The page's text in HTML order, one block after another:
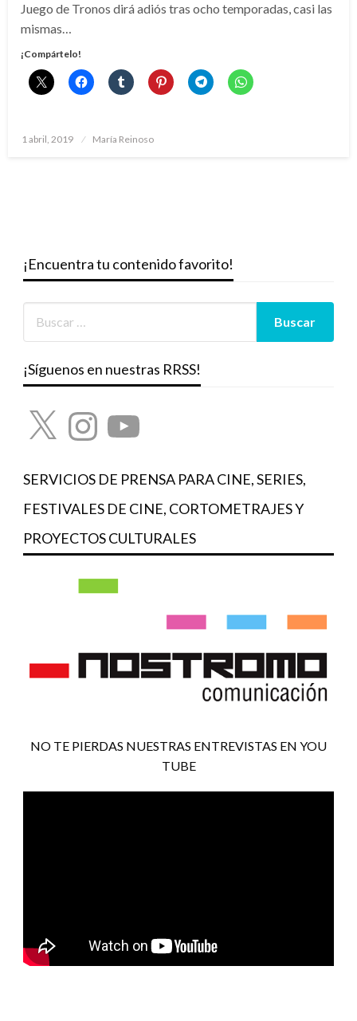
Juego de Tronos dirá adiós tras ocho temporadas, casi las
mismas…
¡Compártelo!
Publicado
1 abril, 2019 María Reinoso
¡Encuentra tu contenido favorito!
¡Síguenos en nuestras RRSS!
X InstagramYouTube
SERVICIOS DE PRENSA PARA CINE, SERIES,
FESTIVALES DE CINE, CORTOMETRAJES Y
PROYECTOS CULTURALES
NO TE PIERDAS NUESTRAS ENTREVISTAS EN YOU
TUBE